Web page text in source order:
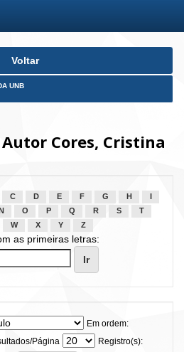
Voltar
UNB
Cores, Cristina
C D E F G H
N O P Q R S
T
W X Y Z
as primeiras letras:
Em ordem:
Página
Registro(s):